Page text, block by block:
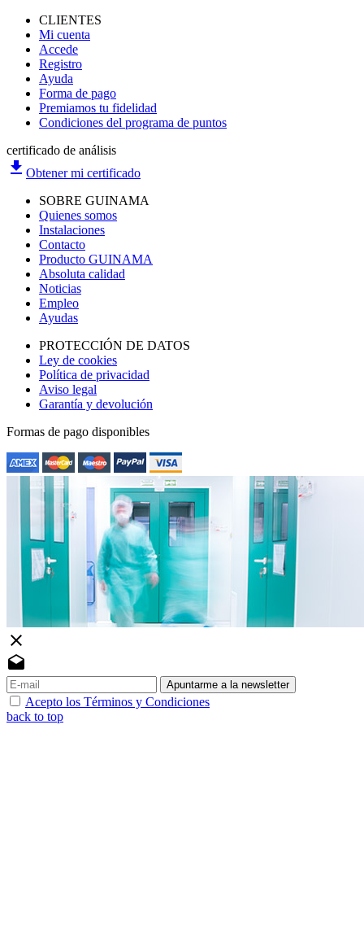
CLIENTES
Mi cuenta
Accede
Registro
Ayuda
Forma de pago
Premiamos tu fidelidad
Condiciones del programa de puntos
certificado de análisis
file_download Obtener mi certificado
SOBRE GUINAMA
Quienes somos
Instalaciones
Contacto
Producto GUINAMA
Absoluta calidad
Noticias
Empleo
Ayudas
PROTECCIÓN DE DATOS
Ley de cookies
Política de privacidad
Aviso legal
Garantía y devolución
Formas de pago disponibles
close
drafts
Apuntarme a la newsletter
Acepto los Términos y Condiciones
back to top